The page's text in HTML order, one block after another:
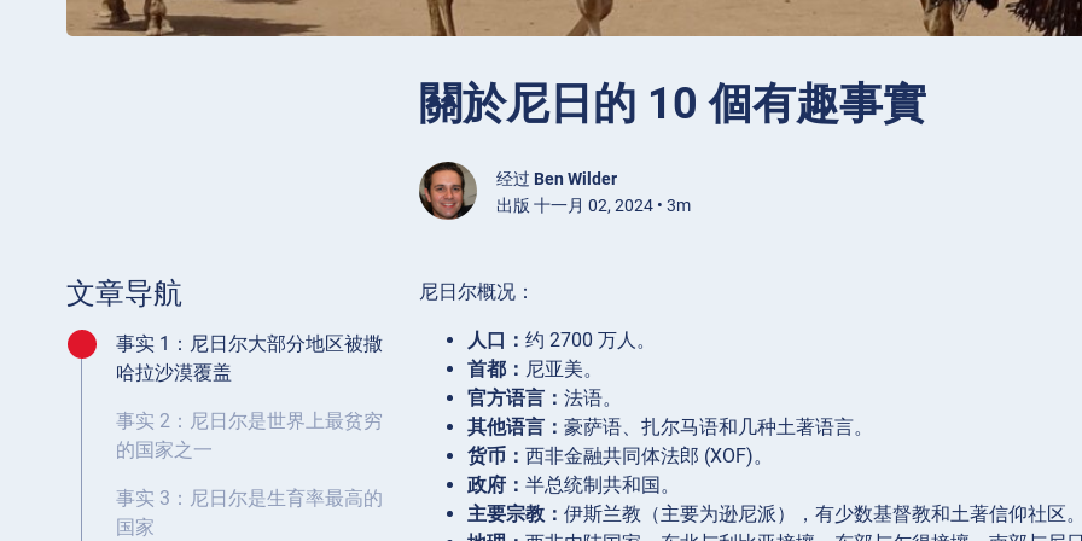
關於尼日的 10 個有趣事實
经过 Ben Wilder
出版 十一月 02, 2024 • 3m
文章导航
事实 1：尼日尔大部分地区被撒
哈拉沙漠覆盖
事实 2：尼日尔是世界上最贫穷
的国家之一
事实 3：尼日尔是生育率最高的
国家
尼日尔概况：
人口： 约 2700 万人。
首都： 尼亚美。
官方语言： 法语。
其他语言： 豪萨语、扎尔马语和几种土著语言。
货币： 西非金融共同体法郎 (XOF)。
政府： 半总统制共和国。
主要宗教： 伊斯兰教（主要为逊尼派），有少数基督教和土著信仰社区